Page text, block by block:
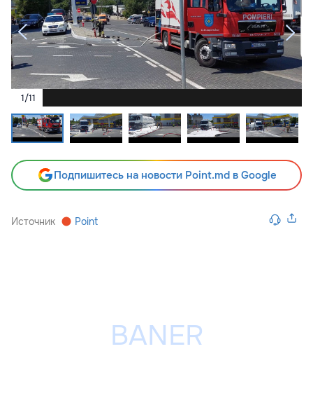
1/11
Подпишитесь на новости Point.md в Google
Источник Point